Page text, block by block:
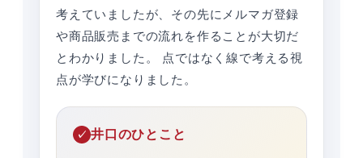
考えていましたが、その先にメルマガ登録
や商品販売までの流れを作ることが大切だ
とわかりました。 点ではなく線で考える視
点が学びになりました。
井口のひとこと